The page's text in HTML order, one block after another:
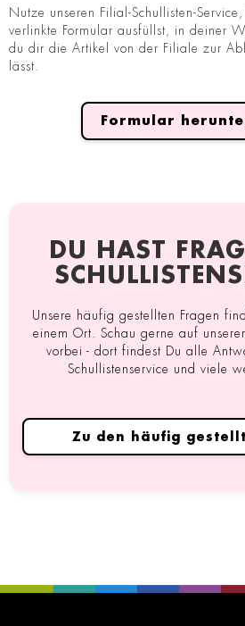
Nutze unseren Filial-Schullisten-
verlinkte Formular ausfüllst, in deiner
du dir die Artikel von der Filiale zur
lässt.
Formular
DU HAST
Unsere häufig gestellten Fragen
einem Ort. Schau gerne auf
vorbei - dort findest Du alle
Schullistenservice und viele
Zu den häufig